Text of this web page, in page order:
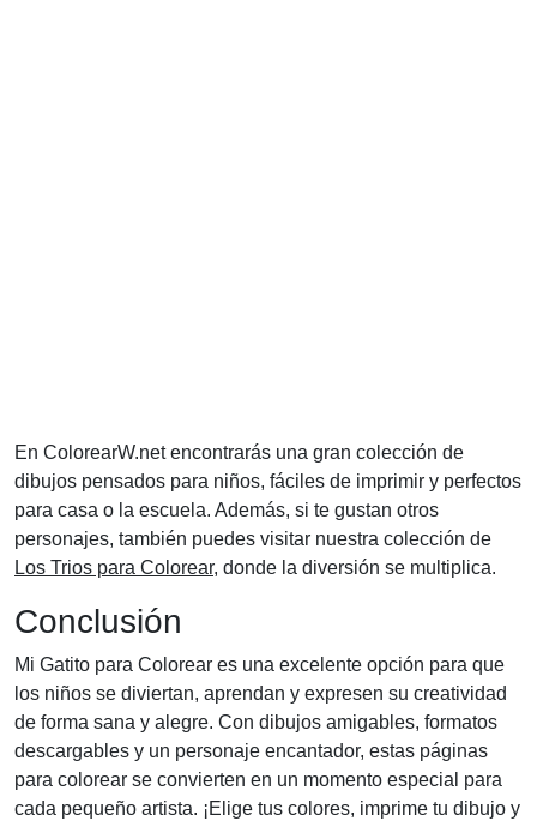
En ColorearW.net encontrarás una gran colección de
dibujos pensados para niños, fáciles de imprimir y perfectos
para casa o la escuela. Además, si te gustan otros
personajes, también puedes visitar nuestra colección de
Los Trios para Colorear, donde la diversión se multiplica.
Conclusión
Mi Gatito para Colorear es una excelente opción para que
los niños se diviertan, aprendan y expresen su creatividad
de forma sana y alegre. Con dibujos amigables, formatos
descargables y un personaje encantador, estas páginas
para colorear se convierten en un momento especial para
cada pequeño artista. ¡Elige tus colores, imprime tu dibujo y